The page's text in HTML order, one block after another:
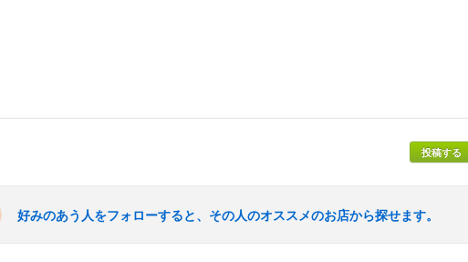
投稿する
好みのあう人をフォローすると、その人のオススメのお店から探せます。